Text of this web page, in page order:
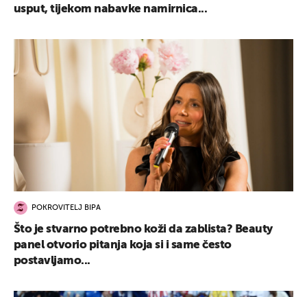
usput, tijekom nabavke namirnica...
POKROVITELJ BIPA
Što je stvarno potrebno koži da zablista? Beauty
panel otvorio pitanja koja si i same često
postavljamo...